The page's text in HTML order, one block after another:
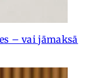
– vai jāmaksā